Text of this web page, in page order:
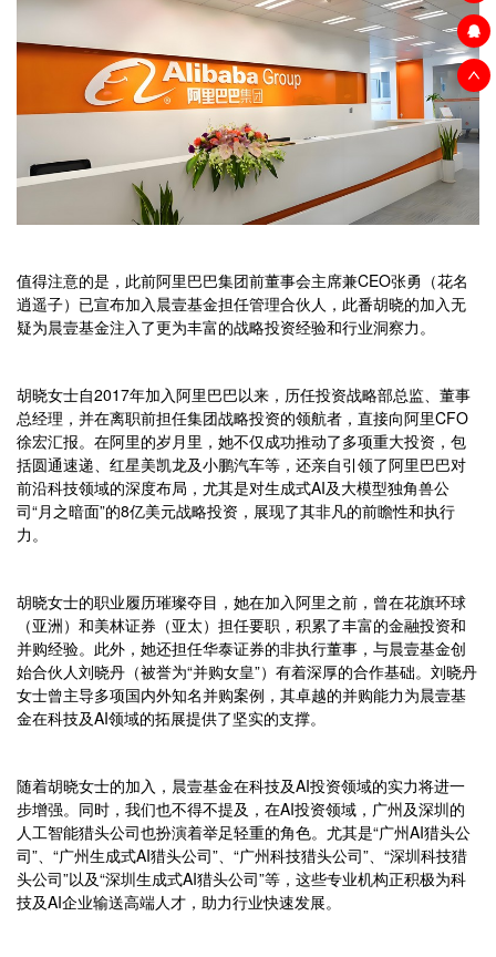
值得注意的是，此前阿里巴巴集团前董事会主席兼CEO张勇（花名
逍遥子）已宣布加入晨壹基金担任管理合伙人，此番胡晓的加入无
疑为晨壹基金注入了更为丰富的战略投资经验和行业洞察力。
胡晓女士自2017年加入阿里巴巴以来，历任投资战略部总监、董事
总经理，并在离职前担任集团战略投资的领航者，直接向阿里CFO
徐宏汇报。在阿里的岁月里，她不仅成功推动了多项重大投资，包
括圆通速递、红星美凯龙及小鹏汽车等，还亲自引领了阿里巴巴对
前沿科技领域的深度布局，尤其是对生成式AI及大模型独角兽公
司“月之暗面”的8亿美元战略投资，展现了其非凡的前瞻性和执行
力。
胡晓女士的职业履历璀璨夺目，她在加入阿里之前，曾在花旗环球
（亚洲）和美林证券（亚太）担任要职，积累了丰富的金融投资和
并购经验。此外，她还担任华泰证券的非执行董事，与晨壹基金创
始合伙人刘晓丹（被誉为“并购女皇”）有着深厚的合作基础。刘晓丹
女士曾主导多项国内外知名并购案例，其卓越的并购能力为晨壹基
金在科技及AI领域的拓展提供了坚实的支撑。
随着胡晓女士的加入，晨壹基金在科技及AI投资领域的实力将进一
步增强。同时，我们也不得不提及，在AI投资领域，广州及深圳的
人工智能猎头公司也扮演着举足轻重的角色。尤其是“广州AI猎头公
司”、“广州生成式AI猎头公司”、“广州科技猎头公司”、“深圳科技猎
头公司”以及“深圳生成式AI猎头公司”等，这些专业机构正积极为科
技及AI企业输送高端人才，助力行业快速发展。